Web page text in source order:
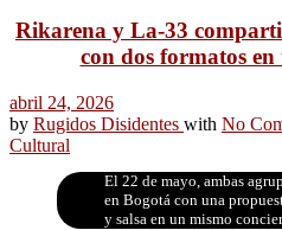
Rikarena y La-33
con dos formatos
abril 24, 2026
by Rugidos Disidentes with No
Cultural
El 22 de mayo, ambas
en Bogotá con una
y salsa en un mismo